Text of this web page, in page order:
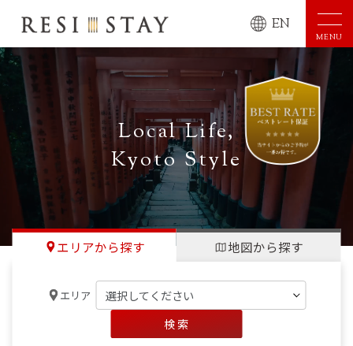
EN
MENU
Local Life,
Kyoto Style
エリアから探す 地図から探す
エリア
検 索